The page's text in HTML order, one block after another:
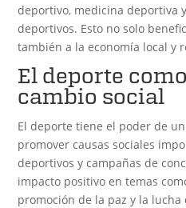
deportivo, medicina deportiva
deportivos. Esto no solo
también a la economía local y
El deporte
cambio social
El deporte tiene el poder de
promover causas sociales
deportivos y campañas de
impacto positivo en temas
promoción de la paz y la